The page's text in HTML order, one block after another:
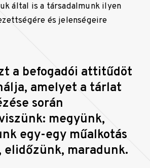
által is a társadalmunk ilyen
és jelenségeire
a befogadói attitűdöt
amelyet a tárlat
során
megyünk,
egy-egy műalkotás
maradunk.